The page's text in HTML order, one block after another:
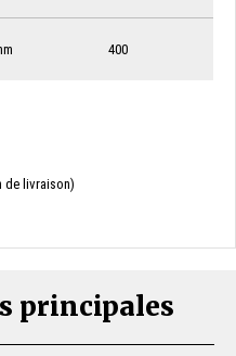
400
de livraison)
principales